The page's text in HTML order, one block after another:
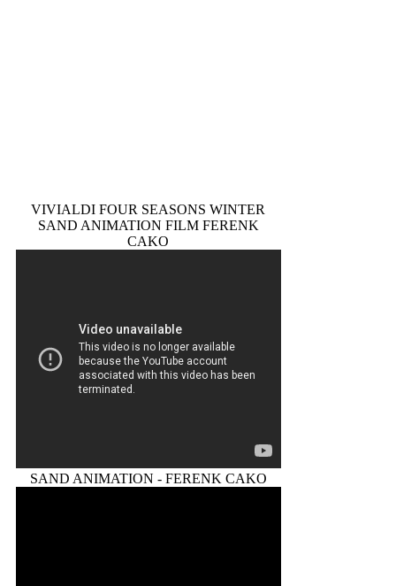
VIVIALDI FOUR SEASONS WINTER
SAND ANIMATION FILM FERENK
CAKO
SAND ANIMATION - FERENK CAKO